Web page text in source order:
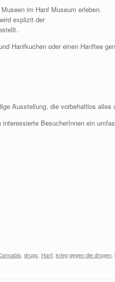
im Hanf Museum erleben.
explizit der
Hanfkuchen oder einen Hanftee
Ausstellung, die vorbehaltlos
BesucherInnen ein
drugs Hanf krieg gegen die drogen